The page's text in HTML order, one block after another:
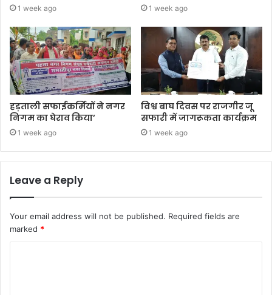
1 week ago 1 week ago
हड़ताली सफाईकर्मियों ने नगर
निगम का घेराव किया’
1 week ago
विश्व बाघ दिवस पर राजगीर जू
सफारी में जागरूकता कार्यक्रम
1 week ago
Leave a Reply
Your email address will not be published. Required fields are
marked *